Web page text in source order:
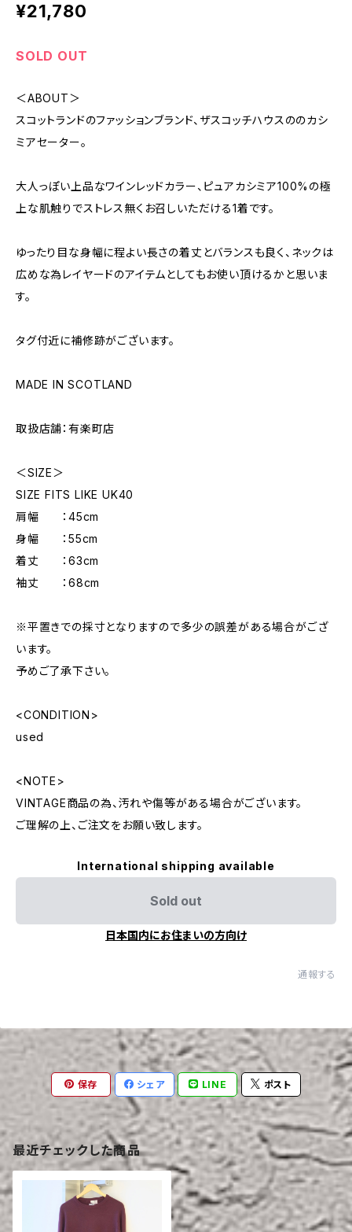
¥21,780
SOLD OUT
＜ABOUT＞
スコットランドのファッションブランド、ザスコッチハウスののカシ
ミアセーター。
大人っぽい上品なワインレッドカラー、ピュアカシミア100%の極
上な肌触りでストレス無くお召しいただける1着です。
ゆったり目な身幅に程よい長さの着丈とバランスも良く、ネックは
広めな為レイヤードのアイテムとしてもお使い頂けるかと思いま
す。
タグ付近に補修跡がございます。
MADE IN SCOTLAND
取扱店舗：有楽町店
＜SIZE＞
SIZE FITS LIKE UK40
肩幅 ：45cm
身幅 ：55cm
着丈 ：63cm
袖丈 ：68cm
※平置きでの採寸となりますので多少の誤差がある場合がござ
います。
予めご了承下さい。
<CONDITION>
used
<NOTE>
VINTAGE商品の為、汚れや傷等がある場合がございます。
ご理解の上、ご注文をお願い致します。
International shipping available
Sold out
日本国内にお住まいの方向け
通報する
保存 シェア LINE ポスト
最近チェックした商品